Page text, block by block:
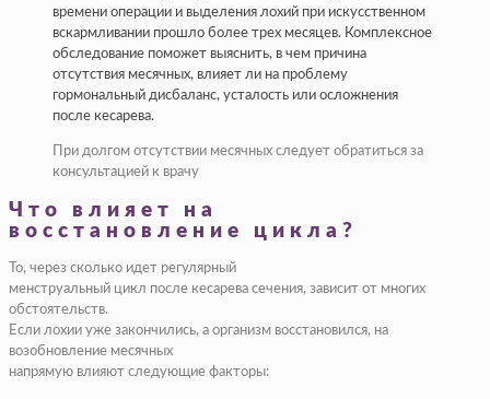
времени операции и выделения лохий при искусственном
вскармливании прошло более трех месяцев. Комплексное
обследование поможет выяснить, в чем причина
отсутствия месячных, влияет ли на проблему
гормональный дисбаланс, усталость или осложнения
после кесарева.
При долгом отсутствии месячных следует обратиться за
консультацией к врачу
Что влияет на
восстановление цикла?
То, через сколько идет регулярный
менструальный цикл после кесарева сечения, зависит от многих
обстоятельств.
Если лохии уже закончились, а организм восстановился, на
возобновление месячных
напрямую влияют следующие факторы: